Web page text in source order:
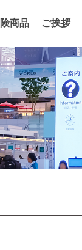
商品 ご挨拶